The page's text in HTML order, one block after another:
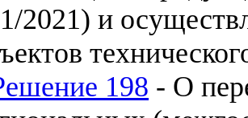
2021) и
198 - О